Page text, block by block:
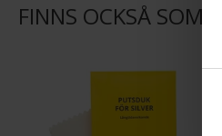
FINNS OCKSÅ SOM